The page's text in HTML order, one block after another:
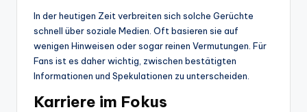
In der heutigen Zeit verbreiten sich solche Gerüchte
schnell über soziale Medien. Oft basieren sie auf
wenigen Hinweisen oder sogar reinen Vermutungen. Für
Fans ist es daher wichtig, zwischen bestätigten
Informationen und Spekulationen zu unterscheiden.
Karriere im Fokus